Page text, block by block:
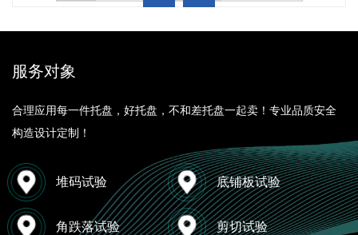
服务对象
合理应用每一件托盘，好托盘，不和差托盘一起卖！专业品质安全
构造设计定制！
堆码试验 底铺板试验
角跌落试验 剪切试验